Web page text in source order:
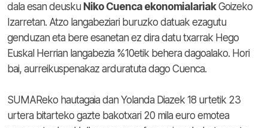
dala esan deusku Niko Cuenca ekonomialariakGoizeko
Izarretan. Atzo langabeziari buruzko datuak ezagutu
genduzan eta bere esanetan ez dira datu txarrak Hego
Euskal Herrian langabezia %10etik behera dagoalako. Hori
bai, aurreikuspenakaz arduratuta dago Cuenca.
SUMAReko hautagaia dan Yolanda Diazek 18 urtetik 23
urtera bitarteko gazte bakotxari 20 mila euro emotea